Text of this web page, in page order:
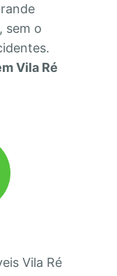
sem o
Vila Ré
Vila Ré